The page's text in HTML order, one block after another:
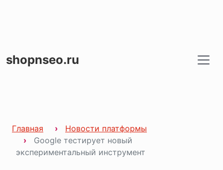
shopnseo.ru
Главная
Новости платформы
Google тестирует новый
экспериментальный инструмент